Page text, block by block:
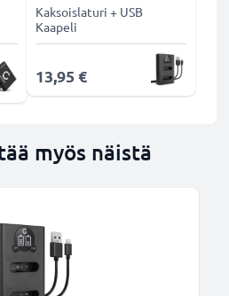
Kaksoislaturi + USB
Kaapeli
13,95 €
myös näistä